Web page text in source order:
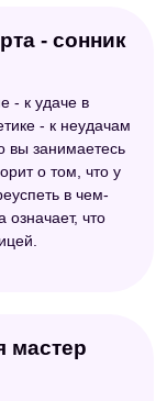
- сонник
- к удаче в
- к неудачам
вы занимаетесь
о том, что у
в чем-
означает, что
мастер